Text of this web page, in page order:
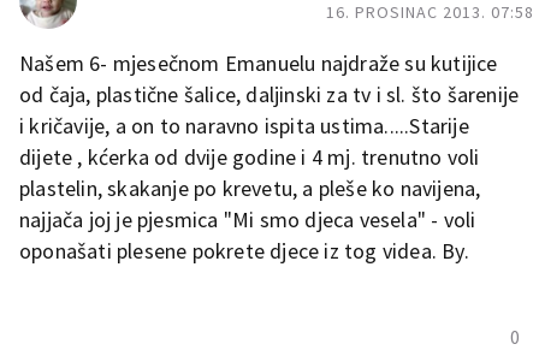
16. PROSINAC 2013. 07:58
Našem 6- mjesečnom Emanuelu najdraže su kutijice
od čaja, plastične šalice, daljinski za tv i sl. što šarenije
i kričavije, a on to naravno ispita ustima.....Starije
dijete , kćerka od dvije godine i 4 mj. trenutno voli
plastelin, skakanje po krevetu, a pleše ko navijena,
najjača joj je pjesmica "Mi smo djeca vesela" - voli
oponašati plesene pokrete djece iz tog videa. By.
0